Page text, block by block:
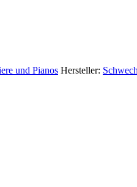
und Pianos Hersteller: